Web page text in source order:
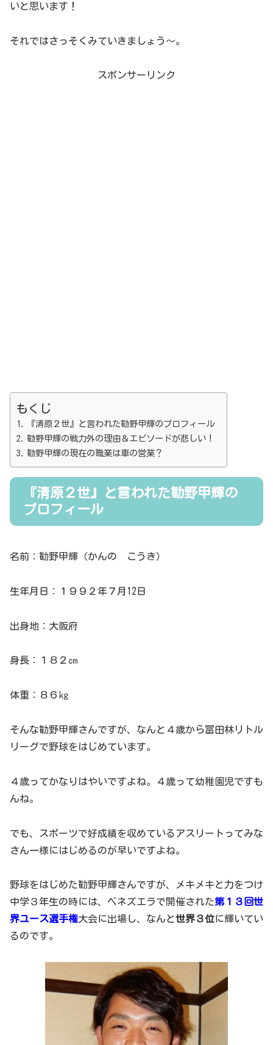
いと思います！
それではさっそくみていきましょう～。
スポンサーリンク
もくじ
『清原２世』と言われた勧野甲輝のプロフィール
勧野甲輝の戦力外の理由＆エピソードが悲しい！
勧野甲輝の現在の職業は車の営業？
『清原２世』と言われた勧野甲輝の
プロフィール
名前：勧野甲輝（かんの こうき）
生年月日：１９９２年７月12日
出身地：大阪府
身長：１８２㎝
体重：８６㎏
そんな勧野甲輝さんですが、なんと４歳から冨田林リトル
リーグで野球をはじめています。
４歳ってかなりはやいですよね。４歳って幼稚園児ですも
んね。
でも、スポーツで好成績を収めているアスリートってみな
さん一様にはじめるのが早いですよね。
野球をはじめた勧野甲輝さんですが、メキメキと力をつけ
中学３年生の時には、ベネズエラで開催された第１３回世
界ユース選手権大会に出場し、なんと世界３位に輝いてい
るのです。